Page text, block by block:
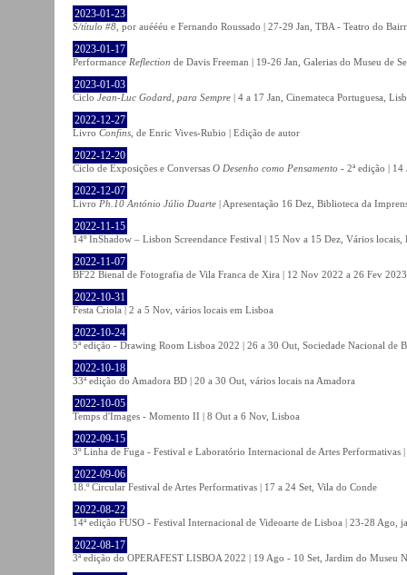
2023-01-23
S/título #8 , por auéééu e Fernando Roussado | 27-29 Jan, TBA - Teatro do
2023-01-17
Performance Reflection de Davis Freeman | 19-26 Jan, Galerias do Museu de
2023-01-03
Ciclo Jean-Luc Godard, para Sempre | 4 a 17 Jan, Cinemateca Portuguesa,
2022-12-27
Livro Confins , de Enric Vives-Rubio | Edição de autor
2022-12-20
Ciclo de Exposições e Conversas O Desenho como Pensamento - 2ª edição |
2022-12-07
Livro Ph.10 António Júlio Duarte | Apresentação 16 Dez, Biblioteca da
2022-11-15
14º InShadow – Lisbon Screendance Festival | 15 Nov a 15 Dez, Vários locais,
2022-11-07
BF22 Bienal de Fotografia de Vila Franca de Xira | 12 Nov 2022 a 26 Fev
2022-10-31
Festa Criola | 2 a 5 Nov, vários locais em Lisboa
2022-10-24
5ª edição - Drawing Room Lisboa 2022 | 26 a 30 Out, Sociedade Nacional de
2022-10-18
33ª edição do Amadora BD | 20 a 30 Out, vários locais na Amadora
2022-10-05
Temps d'Images - Momento II | 8 Out a 6 Nov, Lisboa
2022-09-15
3º Linha de Fuga - Festival e Laboratório Internacional de Artes Performativas
2022-09-06
18.º Circular Festival de Artes Performativas | 17 a 24 Set, Vila do Conde
2022-08-22
14ª edição FUSO - Festival Internacional de Videoarte de Lisboa | 23-28 Ago,
2022-08-17
3ª edição do OPERAFEST LISBOA 2022 | 19 Ago - 10 Set, Jardim do Museu